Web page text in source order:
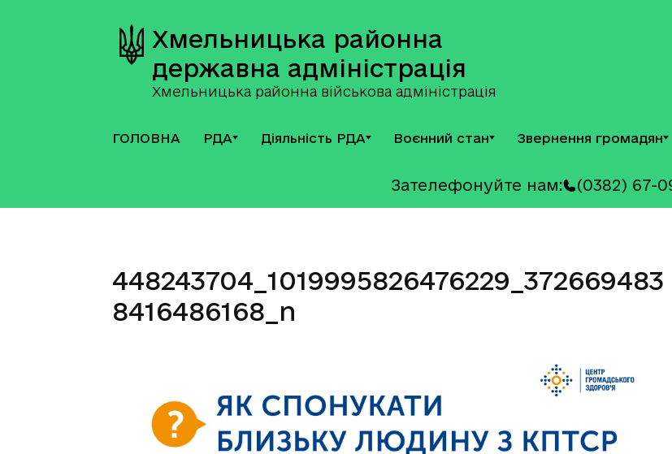
Хмельницька районна
державна адміністрація
Хмельницька районна військова адміністрація
ГОЛОВНА РДА Діяльність РДА Воєнний стан Звернення громадян
Зателефонуйте нам: (0382) 67-
448243704_1019995826476229_372669483
8416486168_n